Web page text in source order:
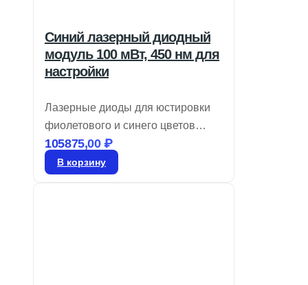
Синий лазерный диодный
модуль 100 мВт, 450 нм для
настройки
Лазерные диоды для юстировки
фиолетового и синего цветов
обеспечивают модуляцию TTL до
10 кГц и имеют круглый профиль
105875,00₽
В корзину